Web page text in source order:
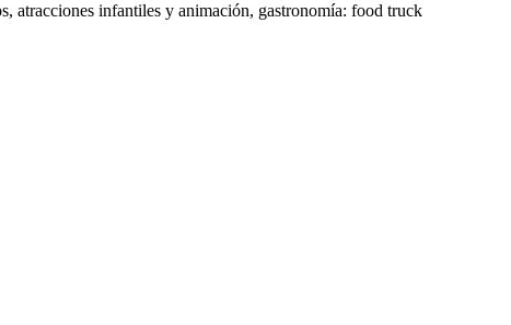
atracciones infantiles y animación, gastronomía: food truck